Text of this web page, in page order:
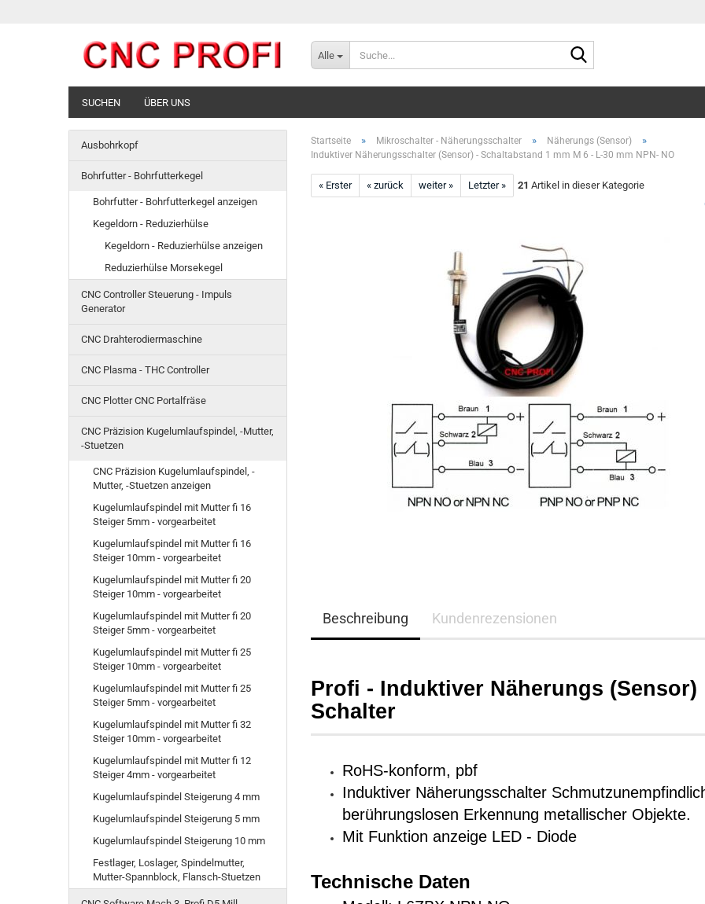
Alle
SUCHEN ÜBER UNS
Startseite » Mikroschalter - Näherungsschalter » Näherungs (Sensor) »
Induktiver Näherungsschalter (Sensor) - Schaltabstand 1 mm M 6 - L-30 mm NPN- NO
« Erster « zurück weiter » Letzter » 21 Artikel in dieser Kategorie
Beschreibung Kundenrezensionen
Profi - Induktiver Näherungs (Sensor)
Schalter
RoHS-konform, pbf
Induktiver Näherungsschalter
berührungslosen Erkennung metallischer Objekte.
Mit Funktion anzeige LED - Diode
Technische Daten
Ausbohrkopf
Bohrfutter - Bohrfutterkegel
Bohrfutter - Bohrfutterkegel anzeigen
Kegeldorn - Reduzierhülse
Kegeldorn - Reduzierhülse anzeigen
Reduzierhülse Morsekegel
CNC Controller Steuerung - Impuls
Generator
CNC Drahterodiermaschine
CNC Plasma - THC Controller
CNC Plotter CNC Portalfräse
CNC Präzision Kugelumlaufspindel, -Mutter,
-Stuetzen
CNC Präzision Kugelumlaufspindel, -
Mutter, -Stuetzen anzeigen
Kugelumlaufspindel mit Mutter fi 16
Steiger 5mm - vorgearbeitet
Kugelumlaufspindel mit Mutter fi 16
Steiger 10mm - vorgearbeitet
Kugelumlaufspindel mit Mutter fi 20
Steiger 10mm - vorgearbeitet
Kugelumlaufspindel mit Mutter fi 20
Steiger 5mm - vorgearbeitet
Kugelumlaufspindel mit Mutter fi 25
Steiger 10mm - vorgearbeitet
Kugelumlaufspindel mit Mutter fi 25
Steiger 5mm - vorgearbeitet
Kugelumlaufspindel mit Mutter fi 32
Steiger 10mm - vorgearbeitet
Kugelumlaufspindel mit Mutter fi 12
Steiger 4mm - vorgearbeitet
Kugelumlaufspindel Steigerung 4 mm
Kugelumlaufspindel Steigerung 5 mm
Kugelumlaufspindel Steigerung 10 mm
Festlager, Loslager, Spindelmutter,
Mutter-Spannblock, Flansch-Stuetzen